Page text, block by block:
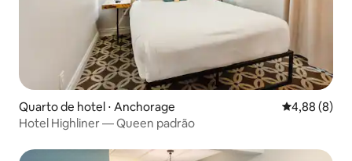
Quarto de hotel ⋅ Anchorage 4,88 de uma
4,88 (8)
Hotel Highliner — Queen padrão